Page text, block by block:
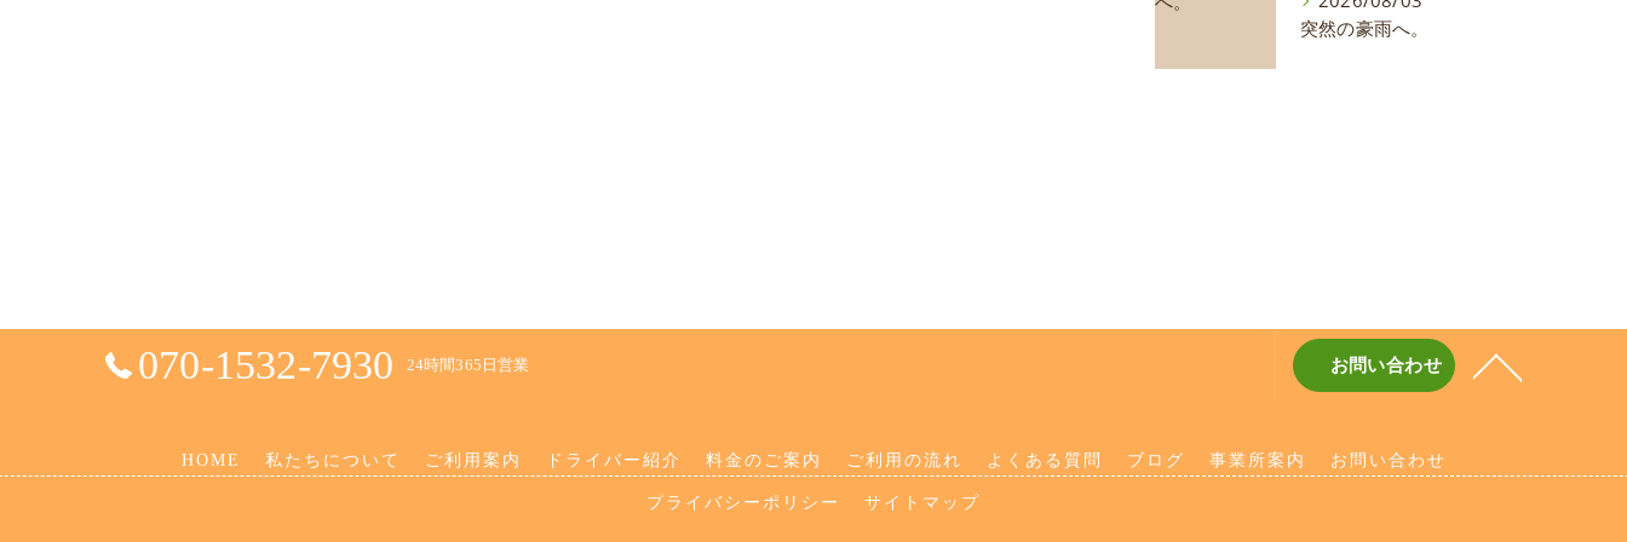
突然の豪雨へ。
070-1532-7930 24時間365日営業 お問い合わせ
HOME 私たちについて ご利用案内 ドライバー紹介 料金のご案内 ご利用の流れ よくある質問 ブログ 事業所案内 お問い合わせ
プライバシーポリシー サイトマップ